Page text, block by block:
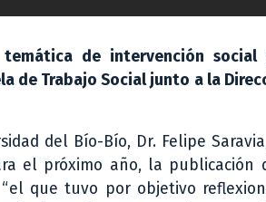
de intervención social
Trabajo Social junto a la
del Bío-Bío, Dr. Felipe
el próximo año, la
que tuvo por objetivo